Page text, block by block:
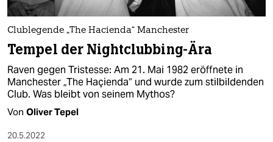
Clublegende „The Hacienda“ Manchester
Tempel der Nightclub­bing-Ära
Raven gegen Tristesse: Am 21. Mai 1982 eröffnete in
Manchester „The Haçienda“ und wurde zum stilbildenden
Club. Was bleibt von seinem Mythos?
Von Oliver Tepel
20.5.2022